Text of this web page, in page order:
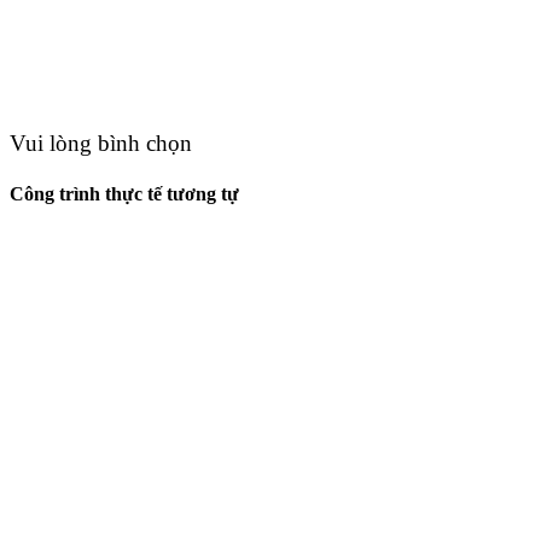
Vui lòng bình chọn
Công trình thực tế tương tự